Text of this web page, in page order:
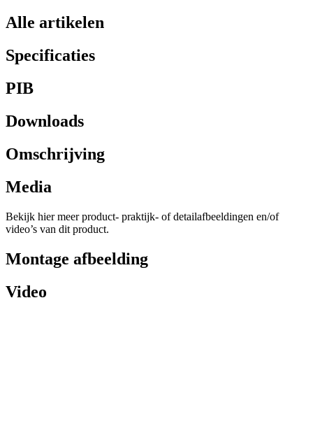
Alle artikelen
Specificaties
PIB
Downloads
Omschrijving
Media
Bekijk hier meer product- praktijk- of detailafbeeldingen en/of
video’s van dit product.
Montage afbeelding
Video